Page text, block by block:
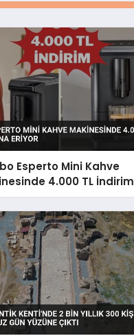
Esperto Mini Kahve
4.000 TL İndirim
Eriyor